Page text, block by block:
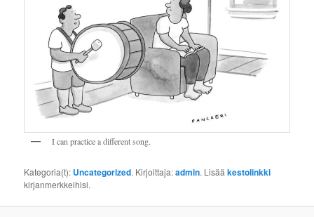
I can practice a different song.
Kategoria(t): Uncategorized. Kirjoittaja:admin. Lisääkestolinkki
kirjanmerkkeihisi.